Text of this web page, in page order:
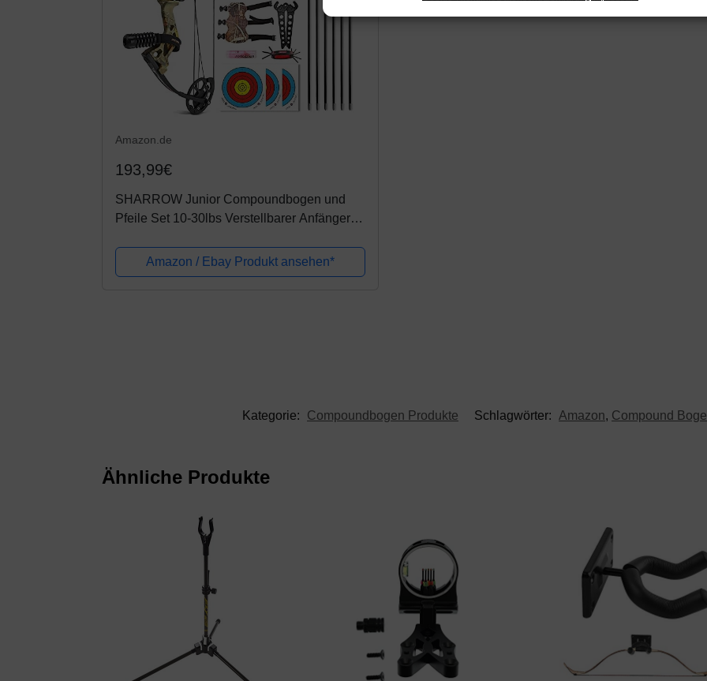
Amazon.de
193,99€
SHARROW Junior Compoundbogen und
Pfeile Set 10-30lbs Verstellbarer Anfänger
allem Zubehör für Outdoor-Schießtraining
(Camo)
Amazon / Ebay Produkt ansehen*
Kategorie: Compoundbogen Produkte Schlagwörter: Amazon, Compound
Ähnliche Produkte